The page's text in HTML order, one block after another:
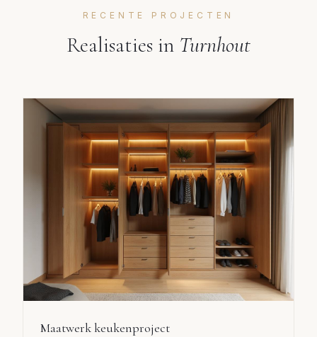
RECENTE PROJECTEN
Realisaties in Turnhout
Maatwerk keukenproject